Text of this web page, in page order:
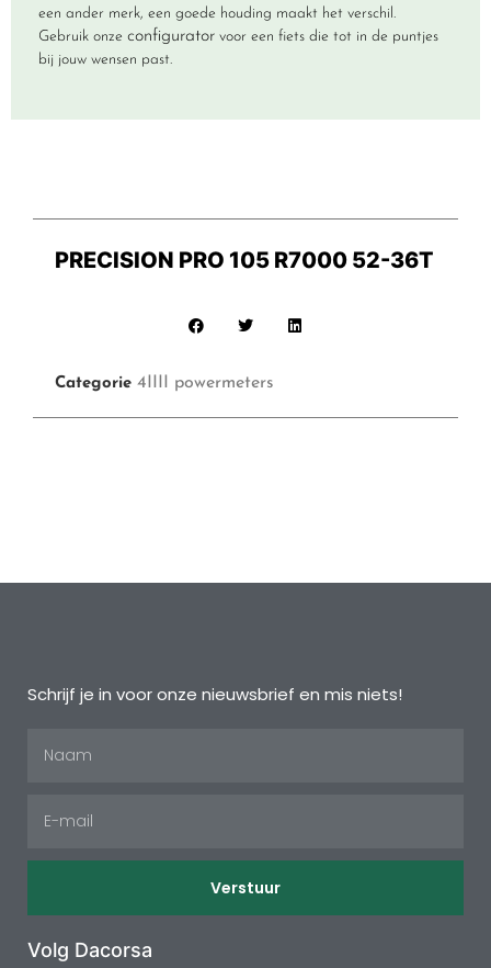
een ander merk, een goede houding maakt het verschil.
Gebruik onze configurator voor een fiets die tot in de puntjes
bij jouw wensen past.
PRECISION PRO 105 R7000 52-36T
Categorie 4IIII powermeters
Schrijf je in voor onze nieuwsbrief en mis niets!
Verstuur
Volg Dacorsa